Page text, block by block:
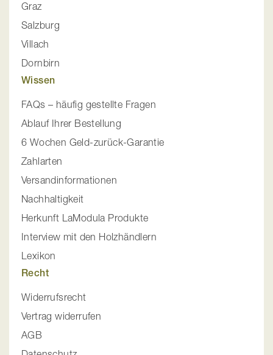
Graz
Salzburg
Villach
Dornbirn
Wissen
FAQs – häufig gestellte Fragen
Ablauf Ihrer Bestellung
6 Wochen Geld-zurück-Garantie
Zahlarten
Versandinformationen
Nachhaltigkeit
Herkunft LaModula Produkte
Interview mit den Holzhändlern
Lexikon
Recht
Widerrufsrecht
Vertrag widerrufen
AGB